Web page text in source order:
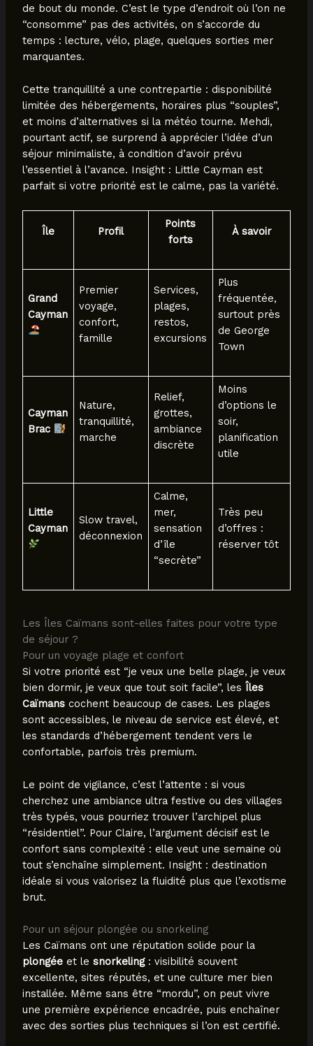
de bout du monde. C’est le type d’endroit où l’on ne
“consomme” pas des activités, on s’accorde du
temps : lecture, vélo, plage, quelques sorties mer
marquantes.
Cette tranquillité a une contrepartie : disponibilité
limitée des hébergements, horaires plus “souples”,
et moins d’alternatives si la météo tourne. Mehdi,
pourtant actif, se surprend à apprécier l’idée d’un
séjour minimaliste, à condition d’avoir prévu
l’essentiel à l’avance. Insight : Little Cayman est
parfait si votre priorité est le calme, pas la variété.
Île Profil
Points
forts
À savoir
Grand
Cayman
Premier
voyage,
confort,
famille
Services,
plages,
restos,
excursions
Plus
fréquentée,
surtout près
de George
Town
Cayman
Brac
Nature,
tranquillité,
marche
Relief,
grottes,
ambiance
discrète
Moins
d’options le
soir,
planification
utile
Little
Cayman
Slow travel,
déconnexion
Calme,
mer,
sensation
d’île
“secrète”
Très peu
d’offres :
réserver tôt
Les Îles Caïmans sont-elles faites pour votre type
de séjour ?
Pour un voyage plage et confort
Si votre priorité est “je veux une belle plage, je veux
bien dormir, je veux que tout soit facile”, les Îles
Caïmanscochent beaucoup de cases. Les plages
sont accessibles, le niveau de service est élevé, et
les standards d’hébergement tendent vers le
confortable, parfois très premium.
Le point de vigilance, c’est l’attente : si vous
cherchez une ambiance ultra festive ou des villages
très typés, vous pourriez trouver l’archipel plus
“résidentiel”. Pour Claire, l’argument décisif est le
confort sans complexité : elle veut une semaine où
tout s’enchaîne simplement. Insight : destination
idéale si vous valorisez la fluidité plus que l’exotisme
brut.
Pour un séjour plongée ou snorkeling
Les Caïmans ont une réputation solide pour la
plongéeet le snorkeling: visibilité souvent
excellente, sites réputés, et une culture mer bien
installée. Même sans être “mordu”, on peut vivre
une première expérience encadrée, puis enchaîner
avec des sorties plus techniques si l’on est certifié.